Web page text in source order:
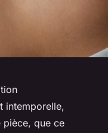
intemporelle,
pièce, que ce